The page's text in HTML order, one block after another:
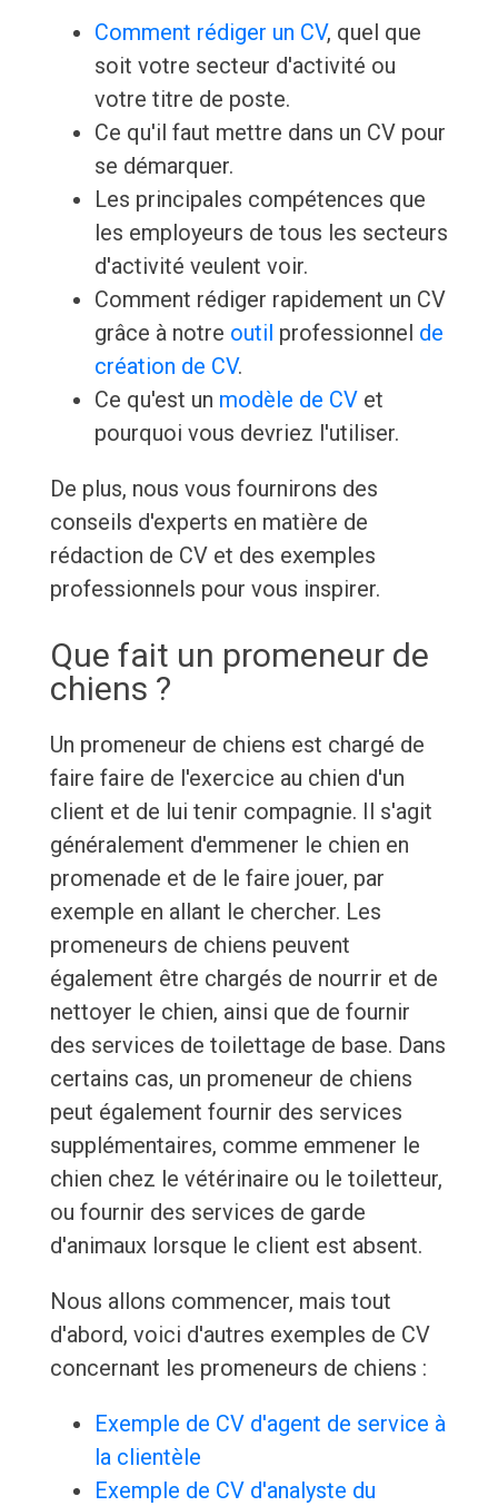
Comment rédiger un CV, quel que
soit votre secteur d'activité ou
votre titre de poste.
Ce qu'il faut mettre dans un CV pour
se démarquer.
Les principales compétences que
les employeurs de tous les secteurs
d'activité veulent voir.
Comment rédiger rapidement un CV
grâce à notre outil professionnel de
création de CV.
Ce qu'est un modèle de CVet
pourquoi vous devriez l'utiliser.
De plus, nous vous fournirons des
conseils d'experts en matière de
rédaction de CV et des exemples
professionnels pour vous inspirer.
Que fait un promeneur de
chiens ?
Un promeneur de chiens est chargé de
faire faire de l'exercice au chien d'un
client et de lui tenir compagnie. Il s'agit
généralement d'emmener le chien en
promenade et de le faire jouer, par
exemple en allant le chercher. Les
promeneurs de chiens peuvent
également être chargés de nourrir et de
nettoyer le chien, ainsi que de fournir
des services de toilettage de base. Dans
certains cas, un promeneur de chiens
peut également fournir des services
supplémentaires, comme emmener le
chien chez le vétérinaire ou le toiletteur,
ou fournir des services de garde
d'animaux lorsque le client est absent.
Nous allons commencer, mais tout
d'abord, voici d'autres exemples de CV
concernant les promeneurs de chiens :
Exemple de CV d'agent de service à
la clientèle
Exemple de CV d'analyste du